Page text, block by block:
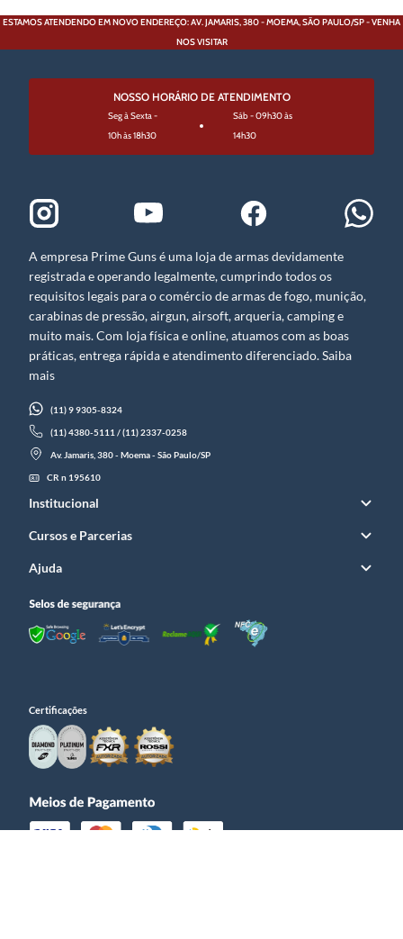
ESTAMOS ATENDENDO EM NOVO ENDEREÇO: AV. JAMARIS, 380 - MOEMA, SÃO PAULO/SP - VENHA
NOS VISITAR
NOSSO HORÁRIO DE ATENDIMENTO
Seg à Sexta -
10h às 18h30
Sáb - 09h30 às
14h30
A empresa Prime Guns é uma loja de armas devidamente
registrada e operando legalmente, cumprindo todos os
requisitos legais para o comércio de armas de fogo, munição,
carabinas de pressão, airgun, airsoft, arqueria, camping e
muito mais. Com loja física e online, atuamos com as boas
práticas, entrega rápida e atendimento diferenciado. Saiba
mais
(11) 9 9305-8324
(11) 4380-5111 / (11) 2337-0258
Av. Jamaris, 380 - Moema - São Paulo/SP
CR n 195610
Institucional
Cursos e Parcerias
Ajuda
Certificações